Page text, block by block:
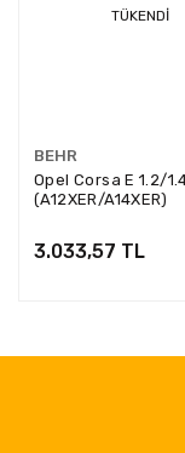
TÜKENDI
BEHR
Opel Corsa E 1.2/
(A12XER/A14XER)
3.033,57 TL